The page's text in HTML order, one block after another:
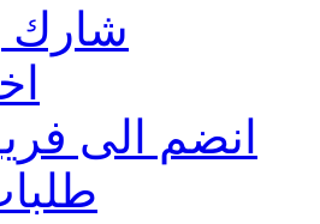
شارك
انضم الى